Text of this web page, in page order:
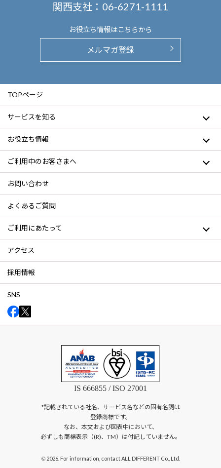
関西支社： 06-6271-1111
お役立ち情報はこちらから
メルマガ登録
TOPページ
サービスを知る
お役立ち情報
ご利用中のお客さまへ
お問い合わせ
よくあるご質問
ご利用にあたって
アクセス
採用情報
SNS
IS 666855 / ISO 27001
*記載されている社名、サービス名などの固有名詞は
登録商標です。
なお、本文および図表中において、
必ずしも商標表示（(R)、TM）は付記していません。
©2026. For information, contact ALL DIFFERENT Co., Ltd.